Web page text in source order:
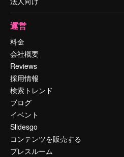
運営
料金
会社概要
Reviews
採用情報
検索トレンド
ブログ
イベント
Slidesgo
コンテンツを販売する
プレスルーム